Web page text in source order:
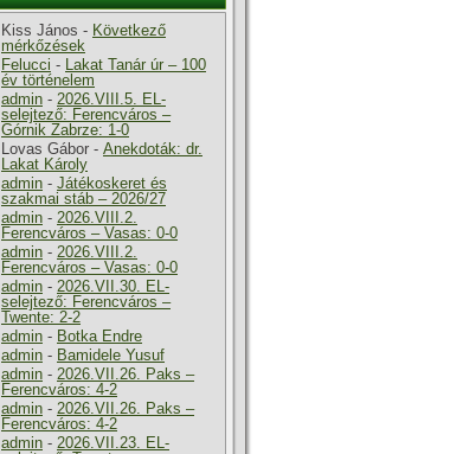
Kiss János - Következő
mérkőzések
Felucci - Lakat Tanár úr – 100
év történelem
admin - 2026.VIII.5. EL-
selejtező: Ferencváros –
Górnik Zabrze: 1-0
Lovas Gábor - Anekdoták: dr.
Lakat Károly
admin - Játékoskeret és
szakmai stáb – 2026/27
admin - 2026.VIII.2.
Ferencváros – Vasas: 0-0
admin - 2026.VIII.2.
Ferencváros – Vasas: 0-0
admin - 2026.VII.30. EL-
selejtező: Ferencváros –
Twente: 2-2
admin - Botka Endre
admin - Bamidele Yusuf
admin - 2026.VII.26. Paks –
Ferencváros: 4-2
admin - 2026.VII.26. Paks –
Ferencváros: 4-2
admin - 2026.VII.23. EL-